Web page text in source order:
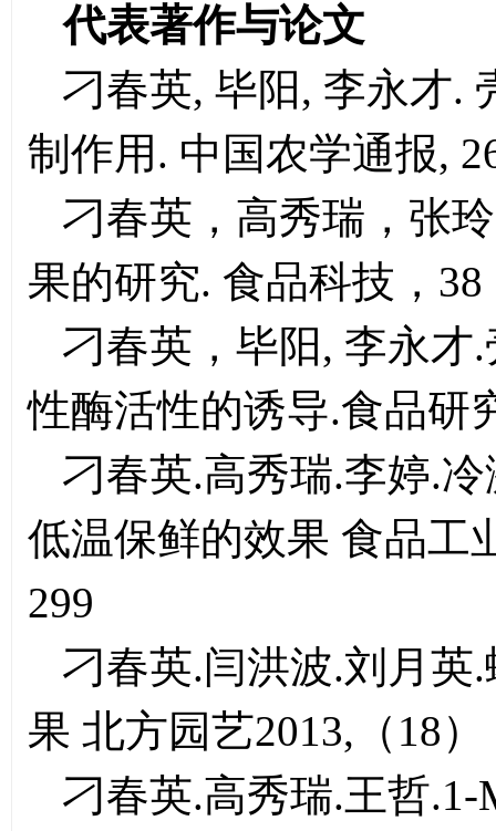
代表著作与论文
刁春英, 毕阳, 李永才.
制作用. 中国农学通报,
刁春英，高秀瑞，张
果的研究. 食品科技，38
刁春英，毕阳, 李永才
性酶活性的诱导.食品研
刁春英.高秀瑞.李婷.
低温保鲜的效果 食品工
299
刁春英.闫洪波.刘月英
果 北方园艺2013,（18）
刁春英.高秀瑞.王哲